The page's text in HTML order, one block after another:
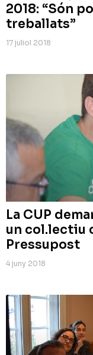
2018: “Són
treballats”
17 juliol 2018
La CUP
un col.lectiu
Pressupost
4 juny 2018